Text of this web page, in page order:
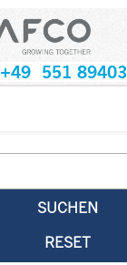
+49 551
SUCHEN
RESET